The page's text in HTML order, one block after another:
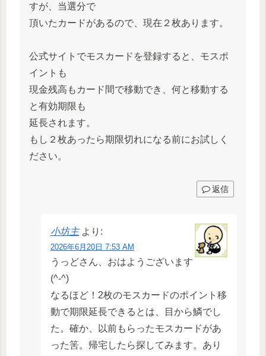
すが、当選分で
頂いたカードがあるので、現在２枚あります。
公式サイトでモスカードを登録すると、モスポ
イントも
現金残高もカード間で移動でき、何と移動する
と有効期限も
延長されます。
もし２枚あったら期限切れになる前にお試しく
ださい。
返信
小坊主 より:
2026年6月20日 7:53 AM
うっどさん、おはようございます
(^-^)
なるほど！2枚のモスカードのポイント移
動で期限延長できるとは、目から鱗でし
た。確か、以前もらったモスカードがあ
った筈。帰宅したら探してみます。あり